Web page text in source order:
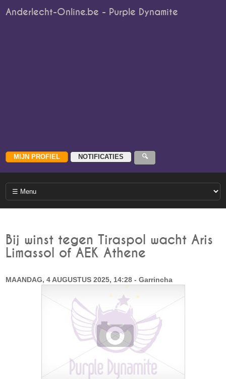
Anderlecht-Online.be - Purple Dynamite
Bij winst tegen Tiraspol wacht Aris
Limassol of AEK Athene
MAANDAG, 4 AUGUSTUS 2025, 14:28 - Garrincha